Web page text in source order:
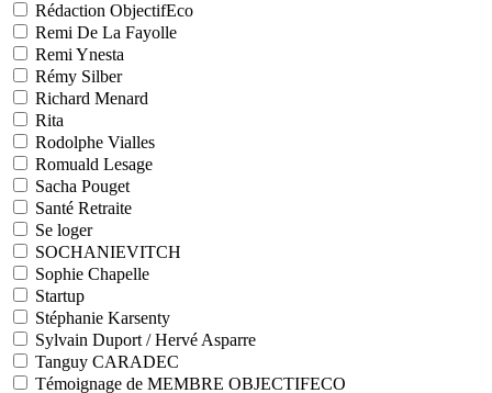
Rédaction ObjectifEco
Remi De La Fayolle
Remi Ynesta
Rémy Silber
Richard Menard
Rita
Rodolphe Vialles
Romuald Lesage
Sacha Pouget
Santé Retraite
Se loger
SOCHANIEVITCH
Sophie Chapelle
Startup
Stéphanie Karsenty
Sylvain Duport / Hervé Asparre
Tanguy CARADEC
Témoignage de MEMBRE OBJECTIFECO